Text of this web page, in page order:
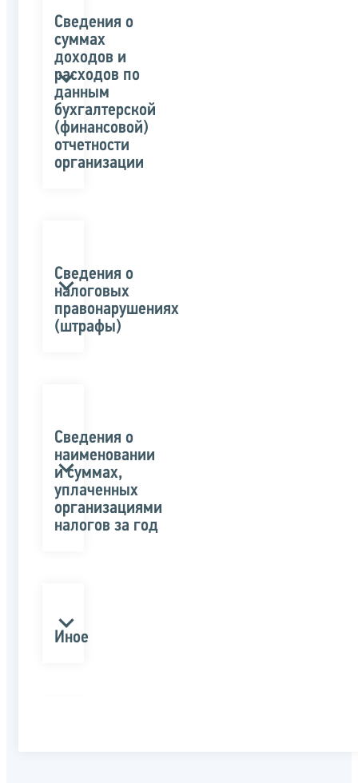
Сведения о
суммах
доходов и
расходов по
данным
бухгалтерской
(финансовой)
отчетности
организации
Сведения о
налоговых
правонарушениях
(штрафы)
Сведения о
наименовании
и суммах,
уплаченных
организациями
налогов за год
Иное